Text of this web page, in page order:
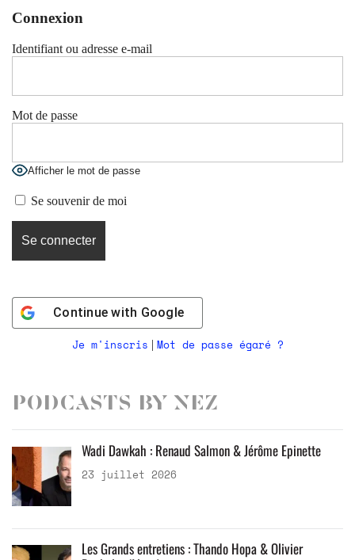
Connexion
Identifiant ou adresse e-mail
Mot de passe
Afficher le mot de passe
Se souvenir de moi
Continue with Google
Je m'inscris | Mot de passe égaré ?
Podcasts by Nez
Wadi Dawkah : Renaud Salmon & Jérôme Epinette
23 juillet 2026
Les Grands entretiens : Thando Hopa & Olivier